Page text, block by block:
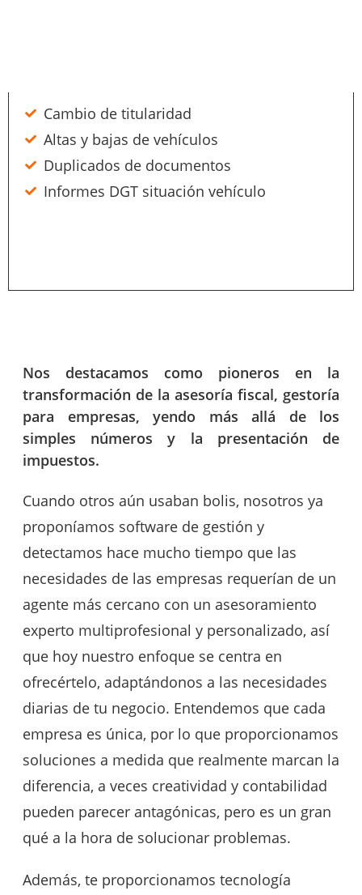
Cambio de titularidad
Altas y bajas de vehículos
Duplicados de documentos
Informes DGT situación vehículo
Nos destacamos como pioneros en la
transformación de la asesoría fiscal, gestoría
para empresas, yendo más allá de los
simples números y la presentación de
impuestos.
Cuando otros aún usaban bolis, nosotros ya
proponíamos software de gestión y
detectamos hace mucho tiempo que las
necesidades de las empresas requerían de un
agente más cercano con un asesoramiento
experto multiprofesional y personalizado, así
que hoy nuestro enfoque se centra en
ofrecértelo, adaptándonos a las necesidades
diarias de tu negocio. Entendemos que cada
empresa es única, por lo que proporcionamos
soluciones a medida que realmente marcan la
diferencia, a veces creatividad y contabilidad
pueden parecer antagónicas, pero es un gran
qué a la hora de solucionar problemas.
Además, te proporcionamos tecnología